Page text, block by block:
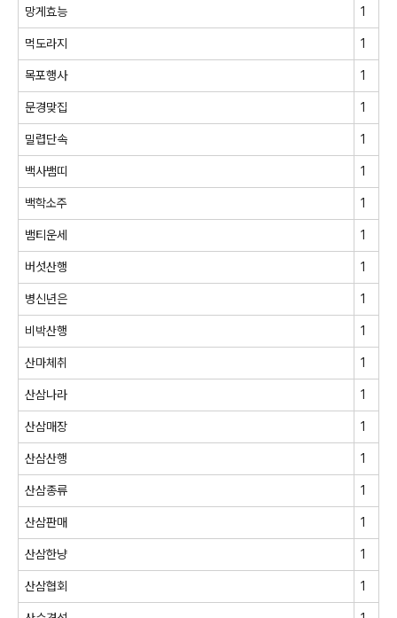
망게효능 1
먹도라지 1
목포행사 1
문경맞집 1
밀렵단속 1
백사뱀띠 1
백학소주 1
뱀티운세 1
버섯산행 1
병신년은 1
비박산행 1
산마체취 1
산삼나라 1
산삼매장 1
산삼산행 1
산삼종류 1
산삼판매 1
산삼한냥 1
산삼협회 1